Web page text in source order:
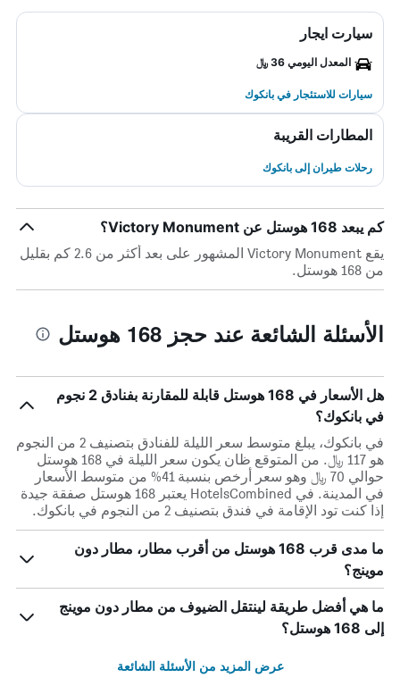
سيارت ايجار
المعدل اليومي 36 ﷼
سيارات للاستئجار في بانكوك
المطارات القريبة
رحلات طيران إلى بانكوك
كم يبعد 168 هوستل عن Victory Monument؟
يقع Victory Monument المشهور على بعد أكثر من 2.6 كم بقليل
من 168 هوستل.
الأسئلة الشائعة عند حجز 168 هوستل
هل الأسعار في 168 هوستل قابلة للمقارنة بفنادق 2 نجوم
في بانكوك؟
في بانكوك، يبلغ متوسط ​​سعر الليلة للفنادق بتصنيف 2 من النجوم
هو 117 ﷼. من المتوقع ظان يكون سعر الليلة في 168 هوستل
حوالي 70 ﷼ وهو سعر أرخص بنسبة 41% من متوسط الأسعار
في المدينة. في HotelsCombined يعتبر 168 هوستل صفقة جيدة
إذا كنت تود الإقامة في فندق بتصنيف 2 من النجوم في بانكوك.
ما مدى قرب 168 هوستل من أقرب مطار، مطار دون
موينج؟
ما هي أفضل طريقة لينتقل الضيوف من مطار دون موينج
إلى 168 هوستل؟
عرض المزيد من الأسئلة الشائعة